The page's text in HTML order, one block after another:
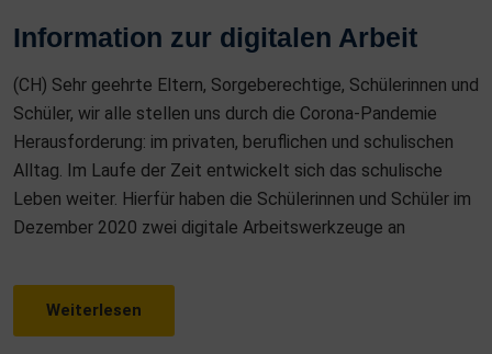
S
Information zur digitalen Arbeit
(CH) Sehr geehrte Eltern, Sorgeberechtige, Schülerinnen und
Schüler, wir alle stellen uns durch die Corona-Pandemie
Herausforderung: im privaten, beruflichen und schulischen
Alltag. Im Laufe der Zeit entwickelt sich das schulische
Leben weiter. Hierfür haben die Schülerinnen und Schüler im
Dezember 2020 zwei digitale Arbeitswerkzeuge an
Weiterlesen